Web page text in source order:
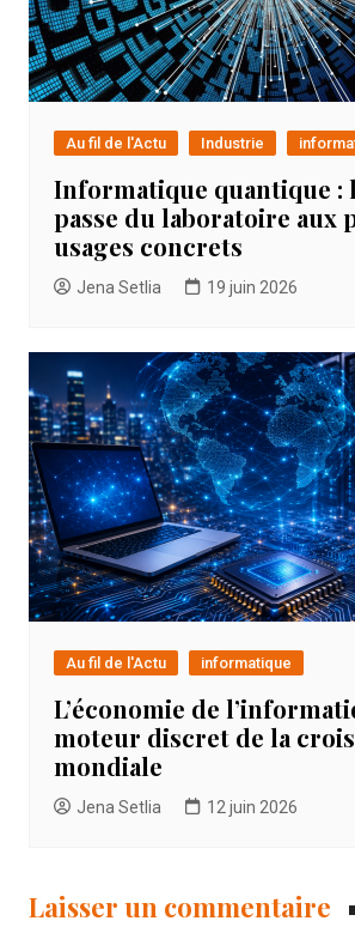
Au fil de l'Actu Industrie
Informatique quantique :
passe du laboratoire aux
usages concrets
Jena Setlia 19 juin 2026
Au fil de l'Actu informatique
L’économie de
moteur discret de la
mondiale
Jena Setlia 12 juin 2026
Laisser un commentaire